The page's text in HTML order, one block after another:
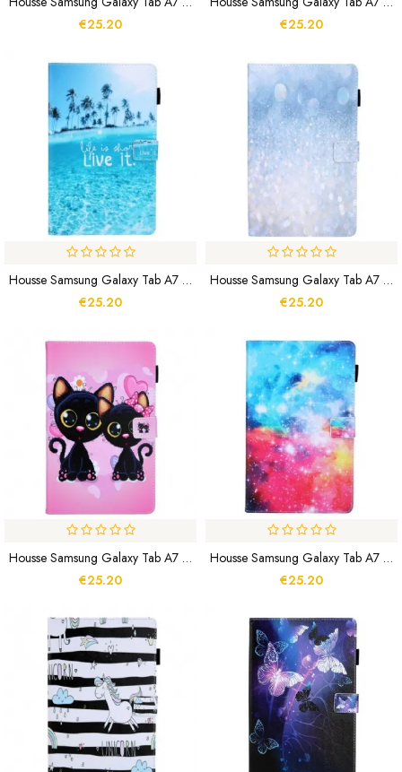
€25.20
€25.20
Housse Samsung Galaxy Tab A7 Lite Live It
€25.20
Housse Samsung Galaxy Tab A7 Lite Élément Paillettes
€25.20
Housse Samsung Galaxy Tab A7 Lite Couple De Chats
€25.20
Housse Samsung Galaxy Tab A7 Lite Espace
€25.20